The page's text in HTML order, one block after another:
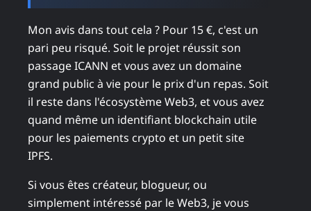
Mon avis dans tout cela ? Pour 15 €, c'est un
pari peu risqué. Soit le projet réussit son
passage ICANN et vous avez un domaine
grand public à vie pour le prix d'un repas. Soit
il reste dans l'écosystème Web3, et vous avez
quand même un identifiant blockchain utile
pour les paiements crypto et un petit site
IPFS.
Si vous êtes créateur, blogueur, ou
simplement intéressé par le Web3, je vous